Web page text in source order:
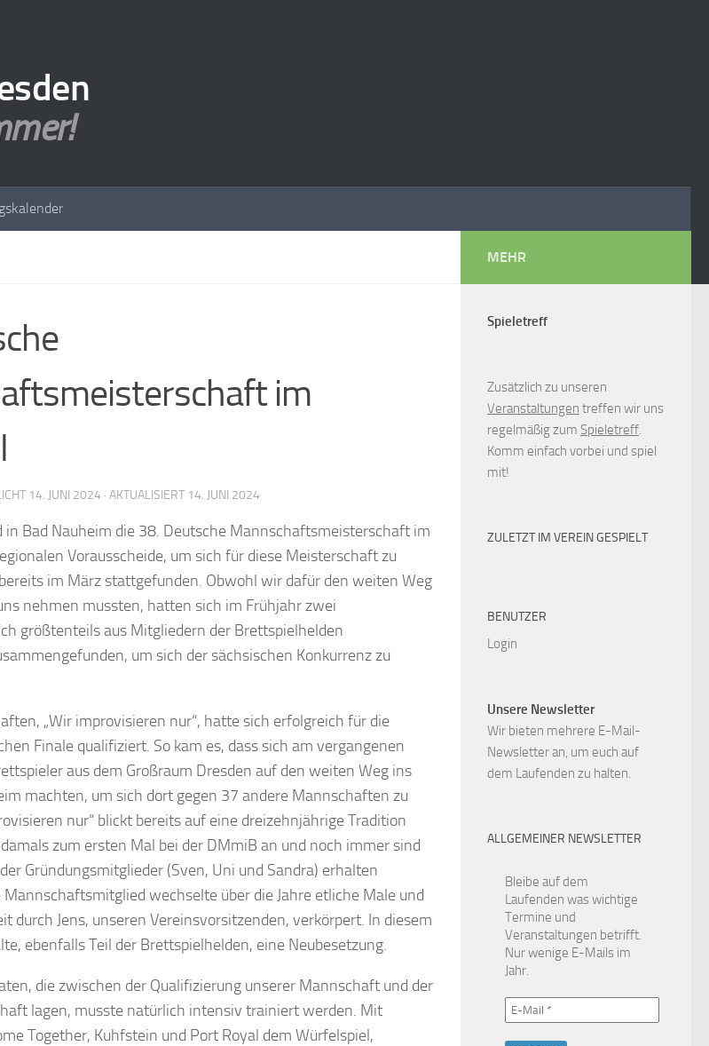
im
14. JUNI 2024 · AKTUALISIERT 14. JUNI 2024
in Bad Nauheim die 38. Deutsche Mannschaftsmeisterschaft im
Vorausscheide, um sich für diese Meisterschaft zu
im März stattgefunden. Obwohl wir dafür den weiten Weg
nehmen mussten, hatten sich im Frühjahr zwei
größtenteils aus Mitgliedern der Brettspielhelden
um sich der sächsischen Konkurrenz zu
„Wir improvisieren nur“, hatte sich erfolgreich für die
Finale qualifiziert. So kam es, dass sich am vergangenen
aus dem Großraum Dresden auf den weiten Weg ins
machten, um sich dort gegen 37 andere Mannschaften zu
nur“ blickt bereits auf eine dreizehnjährige Tradition
zum ersten Mal bei der DMmiB an und noch immer sind
Gründungsmitglieder (Sven, Uni und Sandra) erhalten
Mannschaftsmitglied wechselte über die Jahre etliche Male und
durch Jens, unseren Vereinsvorsitzenden, verkörpert. In diesem
ebenfalls Teil der Brettspielhelden, eine Neubesetzung.
die zwischen der Qualifizierung unserer Mannschaft und der
lagen, musste natürlich intensiv trainiert werden. Mit
Together, Kuhfstein und Port Royal dem Würfelspiel,
MEHR
Spieletreff
Zusätzlich zu unseren
Veranstaltungen treffen wir uns
regelmäßig zum Spieletreff.
Komm einfach vorbei und spiel
mit!
ZULETZT IM VEREIN GESPIELT
BENUTZER
Login
Unsere Newsletter
Wir bieten mehrere E-Mail-
Newsletter an, um euch auf
dem Laufenden zu halten.
ALLGEMEINER NEWSLETTER
Bleibe auf dem
Laufenden was wichtige
Termine und
Veranstaltungen betrifft.
Nur wenige E-Mails im
Jahr.